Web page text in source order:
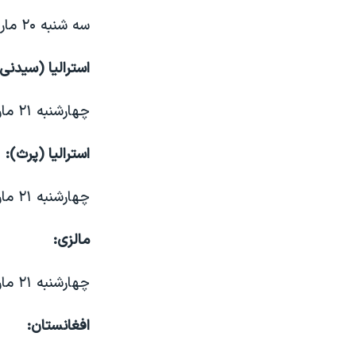
سه شنبه ۲۰ مارچ، ساعت ۹ و ۱۵ دقیقه و ۲۸ ثانیه صبح
استرالیا
چهارشنبه ۲۱ مارچ، ساعت ۳ و ۱۵ دقیقه و ۲۸ ثانیه بامداد
استرالیا (پرث):
چهارشنبه ۲۱ مارچ، ساعت ۱۲ و ۱۵ دقیقه و ۲۸ ثانیه بامداد
مالزی:
چهارشنبه ۲۱ مارچ، ساعت ۱۲ و ۱۵ دقیقه و ۲۸ ثانیه بامداد
افغانستان: